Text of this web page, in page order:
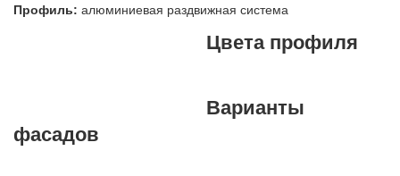
Профиль: алюминиевая раздвижная система
Цвета профиля
Варианты
фасадов